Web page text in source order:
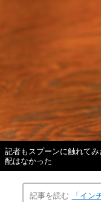
記者もスプーンに触れて
配はなかった
記事を読む
「イン